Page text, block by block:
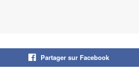
Partager sur Facebook